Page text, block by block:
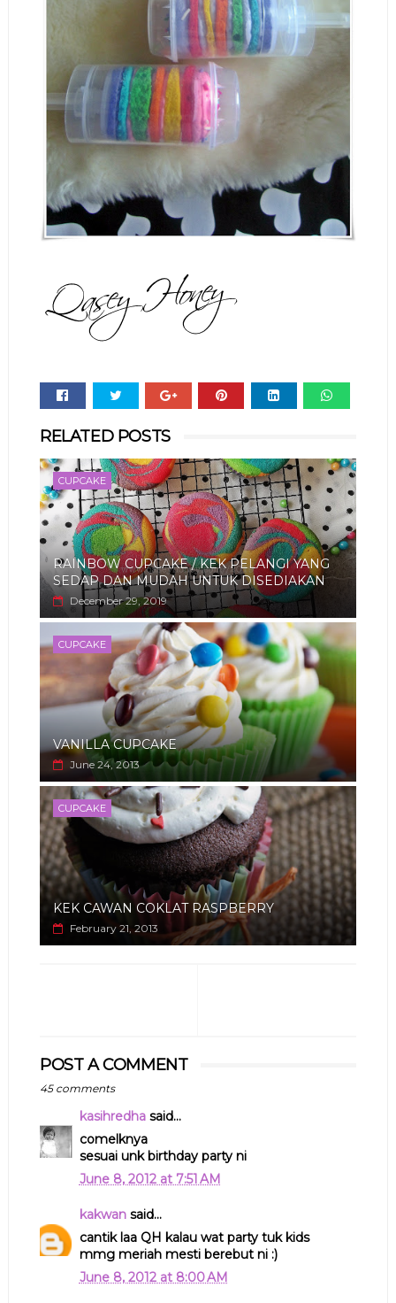
RELATED POSTS
CUPCAKE
RAINBOW CUPCAKE / KEK PELANGI YANG
SEDAP DAN MUDAH UNTUK DISEDIAKAN
December 29, 2019
CUPCAKE
VANILLA CUPCAKE
June 24, 2013
CUPCAKE
KEK CAWAN COKLAT RASPBERRY
February 21, 2013
POST A COMMENT
45 comments
kasihredhasaid...
comelknya
sesuai unk birthday party ni
June 8, 2012 at 7:51 AM
kakwansaid...
cantik laa QH kalau wat party tuk kids
mmg meriah mesti berebut ni :)
June 8, 2012 at 8:00 AM